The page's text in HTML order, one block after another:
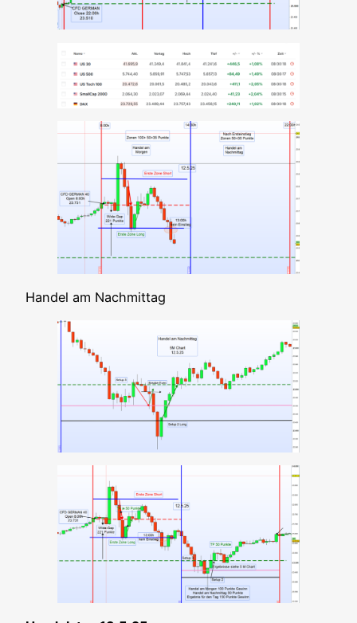
Han­del am Nachmittag